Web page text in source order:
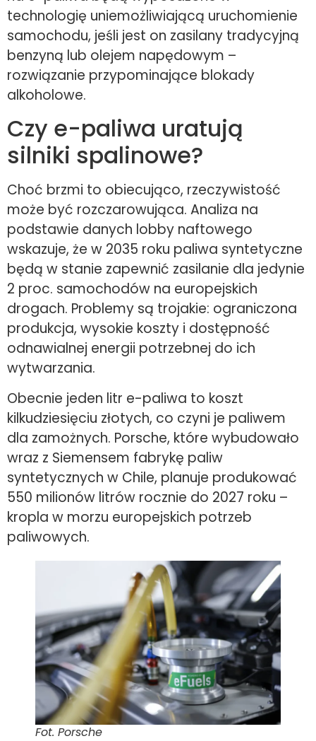
technologię uniemożliwiającą uruchomienie
samochodu, jeśli jest on zasilany tradycyjną
benzyną lub olejem napędowym –
rozwiązanie przypominające blokady
alkoholowe.
Czy e-paliwa uratują
silniki spalinowe?
Choć brzmi to obiecująco, rzeczywistość
może być rozczarowująca. Analiza na
podstawie danych lobby naftowego
wskazuje, że w 2035 roku paliwa syntetyczne
będą w stanie zapewnić zasilanie dla jedynie
2 proc. samochodów na europejskich
drogach. Problemy są trojakie: ograniczona
produkcja, wysokie koszty i dostępność
odnawialnej energii potrzebnej do ich
wytwarzania.
Obecnie jeden litr e-paliwa to koszt
kilkudziesięciu złotych, co czyni je paliwem
dla zamożnych. Porsche, które wybudowało
wraz z Siemensem fabrykę paliw
syntetycznych w Chile, planuje produkować
550 milionów litrów rocznie do 2027 roku –
kropla w morzu europejskich potrzeb
paliwowych.
Fot. Porsche